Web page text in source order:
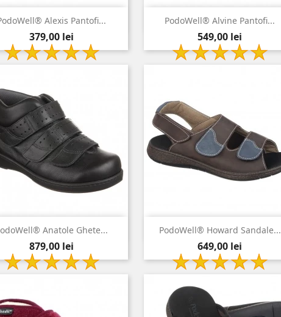
Alexis Pantofi...
Pret
379,00 lei
 Vizualizare rapida
bleumarin
PodoWell® Alvine Pantofi...
Pret
549,00 lei
 Vizualizare rapida
negru
Anatole Ghete...
Pret
879,00 lei
 Vizualizare rapida
negru
PodoWell® Howard Sandale...
Pret
649,00 lei
 Vizualizare rapida
maro